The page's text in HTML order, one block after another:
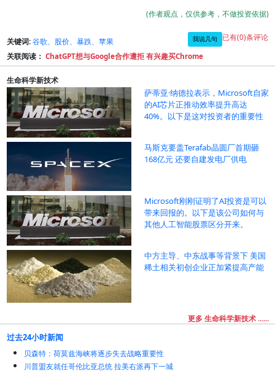
(作者观点，仅供参考，不做投资依据)
关键词: 谷歌、股价、暴跌、苹果 我说几句 已有(0)条评论
关联阅读： ChatGPT想与Google合作遭拒 有兴趣买Chrome
生命科学新技术
萨蒂亚·纳德拉表示，Microsoft自家
的AI芯片正推动效率提升高达
40%。以下是这对投资者的重要性
马斯克要盖Terafab晶圆厂首期砸
168亿元 还要自建发电厂供电
Microsoft刚刚证明了AI投资是可以
带来回报的。以下是该公司如何与
其他人工智能股票区分开来。
中方主导、中东战事等背景下 美国
稀土相关初创企业正加紧提高产能
更多 生命科学新技术 ......
过去24小时新闻
贝森特：荷莫兹海峡将逐步失去战略重要性
川普盟友就任哥伦比亚总统 拉美右派再下一城